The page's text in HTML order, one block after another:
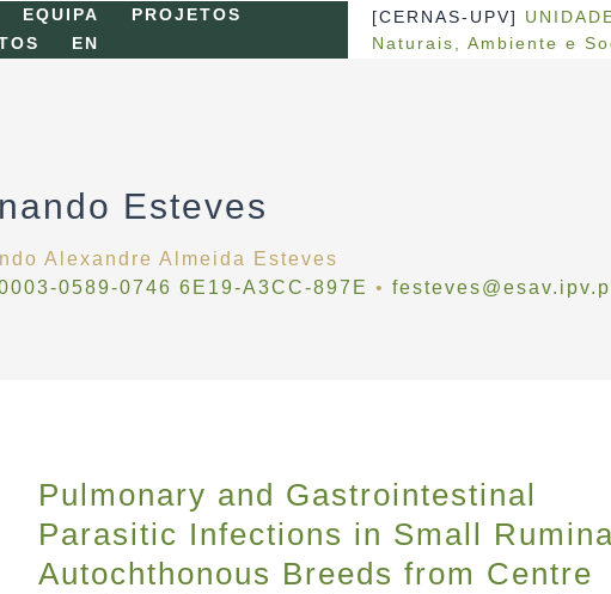
EQUIPA
PROJETOS
EN
[CERNAS-UPV]
Naturais, Ambiente e
Esteves
Alexandre Almeida Esteves
0589-0746 6E19-A3CC-897E •
Pulmonary and Gastrointestinal
Parasitic Infections in Small
Autochthonous Breeds from Centre